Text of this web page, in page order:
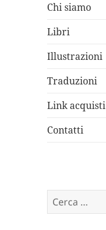
Chi siamo
Libri
Illustrazioni
Traduzioni
Link acquisti
Contatti
Ricerca
per: